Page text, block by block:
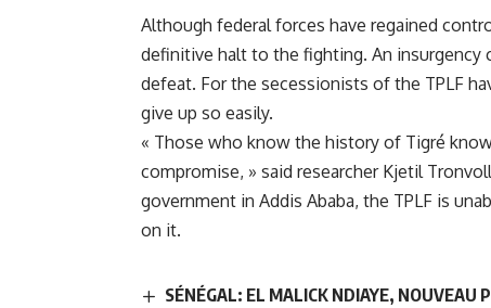
Although federal forces have regained
definitive halt to the fighting. An insurgency
defeat. For the secessionists of the TPLF
give up so easily.
« Those who know the history of Tigré
compromise, » said researcher Kjetil
government in Addis Ababa, the TPLF is
on it.
SÉNÉGAL: EL MALICK NDIAYE, NOUVEAU